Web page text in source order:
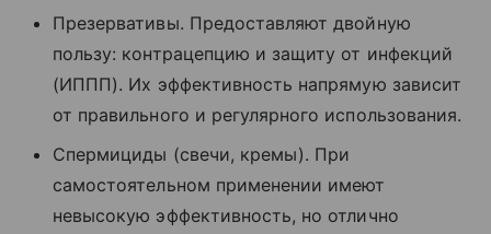
Презервативы. Предоставляют двойную
пользу: контрацепцию и защиту от инфекций
(ИППП). Их эффективность напрямую зависит
от правильного и регулярного использования.
Спермициды (свечи, кремы). При
самостоятельном применении имеют
невысокую эффективность, но отлично